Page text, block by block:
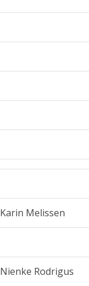
Karin Melissen
Nienke Rodrigus